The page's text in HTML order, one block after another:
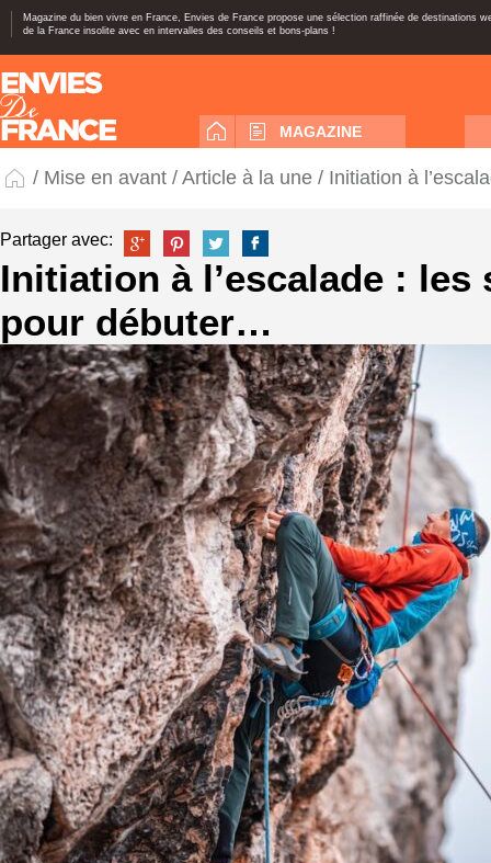
Magazine du bien vivre en France, Envies de France propose une sélection raffinée de destinations
de la France insolite avec en intervalles des conseils et bons-plans !
MAGAZINE
/ Mise en avant / Article à la une / Initiation à
Partager avec:
Initiation à l’escalade :
pour débuter…